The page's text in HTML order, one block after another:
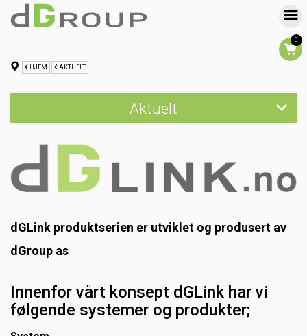
0
HJEM AKTUELT
Aktuelt
YouTube
dGLink - fixed wireless access
UPS fra Coromatic
dGLink produktserien er utviklet og produsert av
dGroup as
Innenfor vårt konsept dGLink har vi
følgende systemer og produkter;